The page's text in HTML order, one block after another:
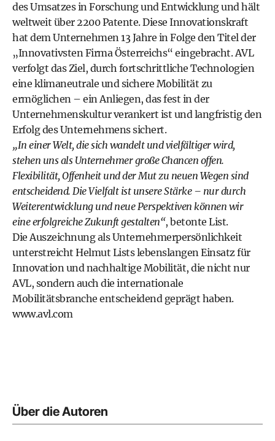
des Umsatzes in Forschung und Entwicklung und hält
weltweit über 2200 Patente. Diese Innovationskraft
hat dem Unternehmen 13 Jahre in Folge den Titel der
„Innovativsten Firma Österreichs“ eingebracht. AVL
verfolgt das Ziel, durch fortschrittliche Technologien
eine klimaneutrale und sichere Mobilität zu
ermöglichen – ein Anliegen, das fest in der
Unternehmenskultur verankert ist und langfristig den
Erfolg des Unternehmens sichert.
„In einer Welt, die sich wandelt und vielfältiger wird,
stehen uns als Unternehmer große Chancen offen.
Flexibilität, Offenheit und der Mut zu neuen Wegen sind
entscheidend. Die Vielfalt ist unsere Stärke – nur durch
Weiterentwicklung und neue Perspektiven können wir
eine erfolgreiche Zukunft gestalten“, betonte List.
Die Auszeichnung als Unternehmerpersönlichkeit
unterstreicht Helmut Lists lebenslangen Einsatz für
Innovation und nachhaltige Mobilität, die nicht nur
AVL, sondern auch die internationale
Mobilitätsbranche entscheidend geprägt haben.
www.avl.com
Über die Autoren